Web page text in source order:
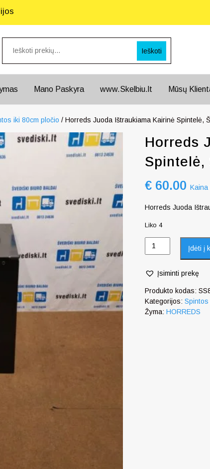
Ieškoti
Mano Paskyra www.Skelbiu.lt Mūsų
iki 80cm pločio / Horreds Juoda Ištraukiama Kairinė Spintelė,
Horreds
Spintelė,
€ 60.00 Kaina
Horreds Juoda
Liko 4
Įdėti į
Įsiminti prekę
Produkto kodas:
Kategorijos:
Žyma:HORREDS